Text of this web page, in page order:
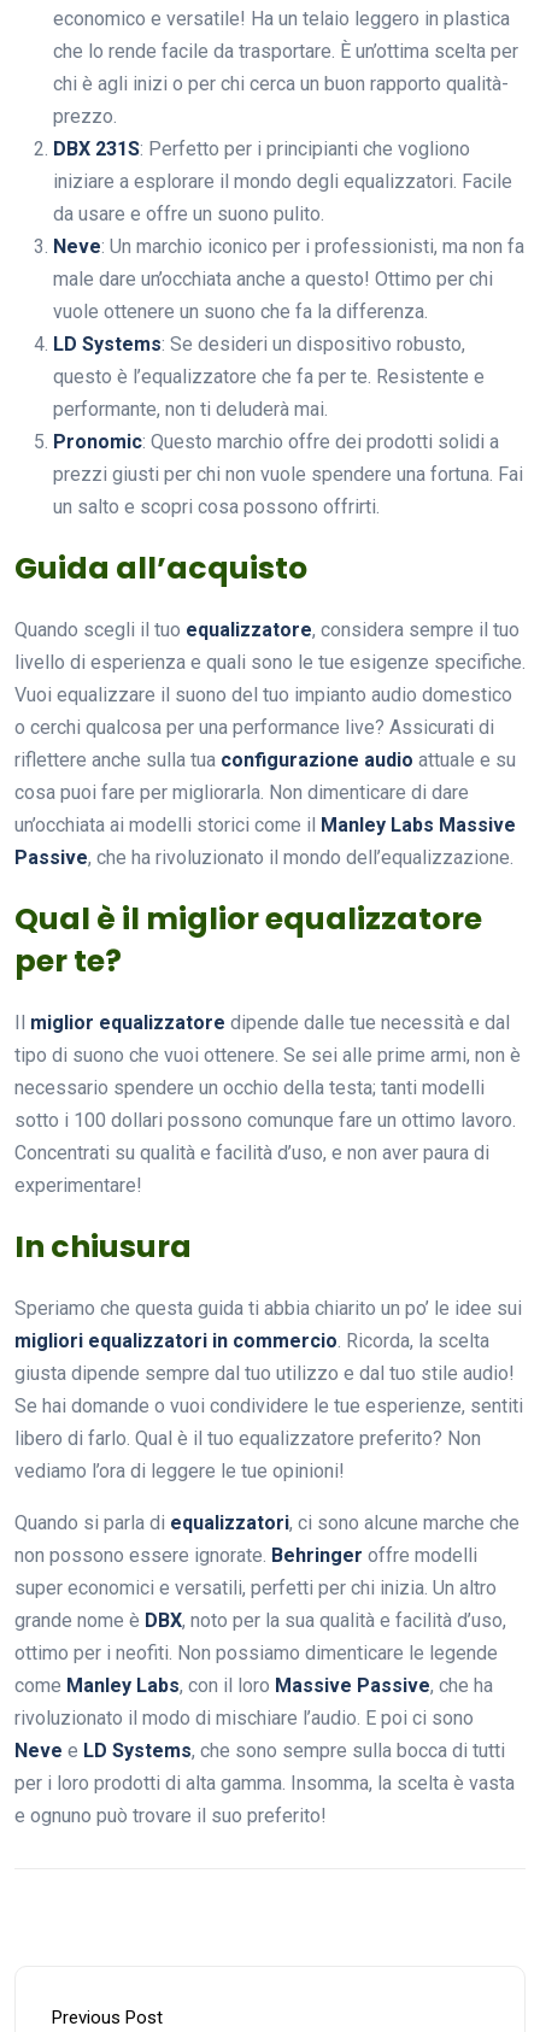
economico e versatile! Ha un telaio leggero in plastica
che lo rende facile da trasportare. È un’ottima scelta per
chi è agli inizi o per chi cerca un buon rapporto qualità-
prezzo.
DBX 231S: Perfetto per i principianti che vogliono
iniziare a esplorare il mondo degli equalizzatori. Facile
da usare e offre un suono pulito.
Neve: Un marchio iconico per i professionisti, ma non fa
male dare un’occhiata anche a questo! Ottimo per chi
vuole ottenere un suono che fa la differenza.
LD Systems: Se desideri un dispositivo robusto,
questo è l’equalizzatore che fa per te. Resistente e
performante, non ti deluderà mai.
Pronomic: Questo marchio offre dei prodotti solidi a
prezzi giusti per chi non vuole spendere una fortuna. Fai
un salto e scopri cosa possono offrirti.
Guida all’acquisto
Quando scegli il tuo equalizzatore, considera sempre il tuo
livello di esperienza e quali sono le tue esigenze specifiche.
Vuoi equalizzare il suono del tuo impianto audio domestico
o cerchi qualcosa per una performance live? Assicurati di
riflettere anche sulla tua configurazione audio attuale e su
cosa puoi fare per migliorarla. Non dimenticare di dare
un’occhiata ai modelli storici come il
Manley Labs Massive
Passive, che ha rivoluzionato il mondo dell’equalizzazione.
Qual è il miglior equalizzatore
per te?
miglior equalizzatore dipende dalle tue necessità e dal
tipo di suono che vuoi ottenere. Se sei alle prime armi, non è
necessario spendere un occhio della testa; tanti modelli
sotto i 100 dollari possono comunque fare un ottimo lavoro.
Concentrati su qualità e facilità d’uso, e non aver paura di
experimentare!
In chiusura
Speriamo che questa guida ti abbia chiarito un po’ le idee sui
migliori equalizzatori in commercio. Ricorda, la scelta
giusta dipende sempre dal tuo utilizzo e dal tuo stile audio!
Se hai domande o vuoi condividere le tue esperienze, sentiti
libero di farlo. Qual è il tuo equalizzatore preferito? Non
vediamo l’ora di leggere le tue opinioni!
Quando si parla di equalizzatori, ci sono alcune marche che
non possono essere ignorate. Behringer offre modelli
super economici e versatili, perfetti per chi inizia. Un altro
grande nome è DBX, noto per la sua qualità e facilità d’uso,
ottimo per i neofiti. Non possiamo dimenticare le legende
come Manley Labs, con il loro Massive Passive, che ha
rivoluzionato il modo di mischiare l’audio. E poi ci sono
Neve e LD Systems, che sono sempre sulla bocca di tutti
per i loro prodotti di alta gamma. Insomma, la scelta è vasta
e ognuno può trovare il suo preferito!
Previous Post